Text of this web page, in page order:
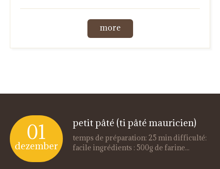
more
01
dezember
petit pâté (ti pâté mauricien)
temps de préparation: 25 min difficulté:
facile ingrédients : 500g de farine...